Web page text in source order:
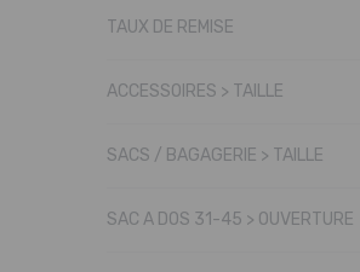
TAUX DE REMISE
ACCESSOIRES > TAILLE
SACS / BAGAGERIE > TAILLE
SAC A DOS 31-45 > OUVERTURE